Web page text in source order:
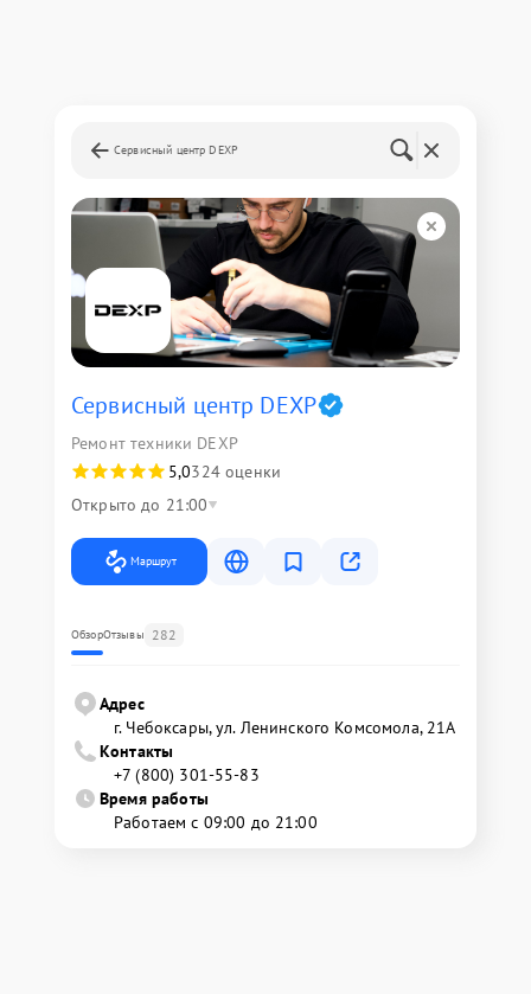
Сервисный центр DEXP
Сервисный центр DEXP
Ремонт техники DEXP
5,0324 оценки
Открыто до 21:00
Маршрут
ОбзорОтзывы 282
Адрес
г. Чебоксары, ул. Ленинского Комсомола, 21А
Контакты
+7 (800) 301-55-83
Время работы
Работаем с 09:00 до 21:00